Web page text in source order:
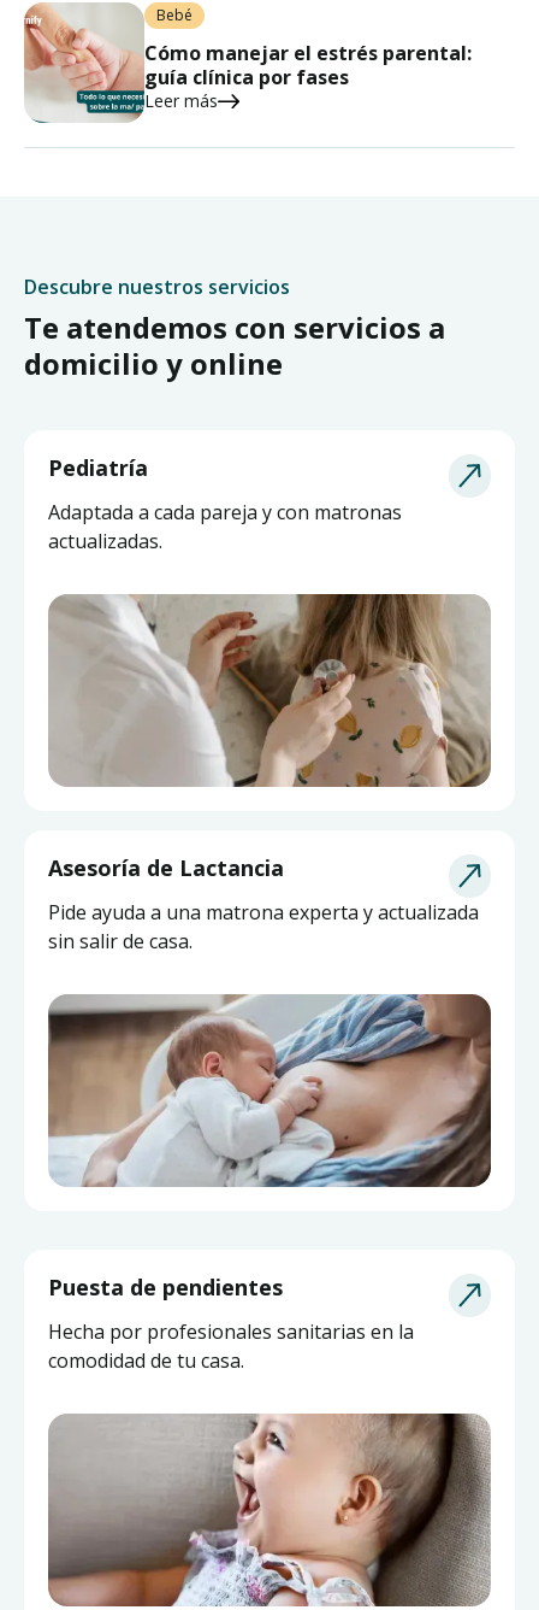
Bebé
Cómo manejar el estrés parental:
guía clínica por fases
Leer más
Descubre nuestros servicios
Te atendemos con servicios a
domicilio y online
Pediatría
Adaptada a cada pareja y con matronas
actualizadas.
Puesta de pendientes
Hecha por profesionales sanitarias en la
comodidad de tu casa.
Asesoría de Lactancia
Pide ayuda a una matrona experta y actualizada
sin salir de casa.